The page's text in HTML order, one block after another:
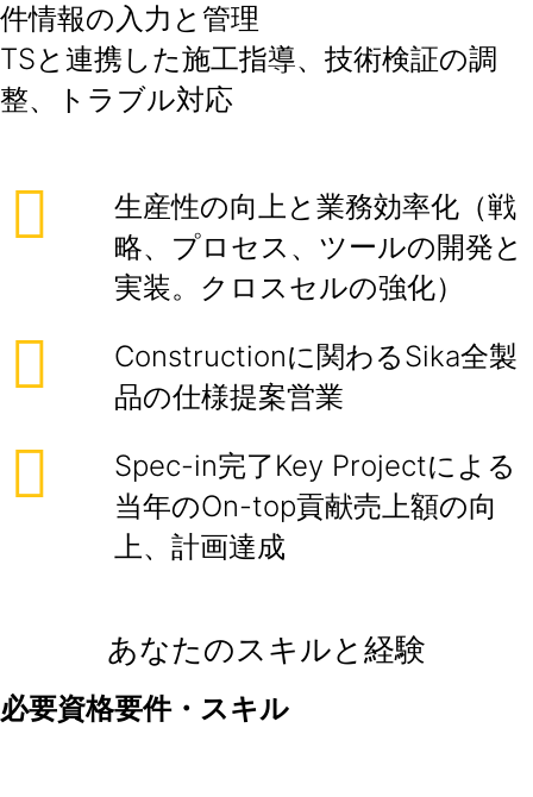
件情報の入力と管理
TSと連携した施工指導、技術検証の調
整、トラブル対応
生産性の向上と業務効率化（戦
略、プロセス、ツールの開発と
実装。クロスセルの強化）
Constructionに関わるSika全製
品の仕様提案営業
Spec-in完了Key Projectによる
当年のOn-top貢献売上額の向
上、計画達成
あなたのスキルと経験
必要資格要件・スキル